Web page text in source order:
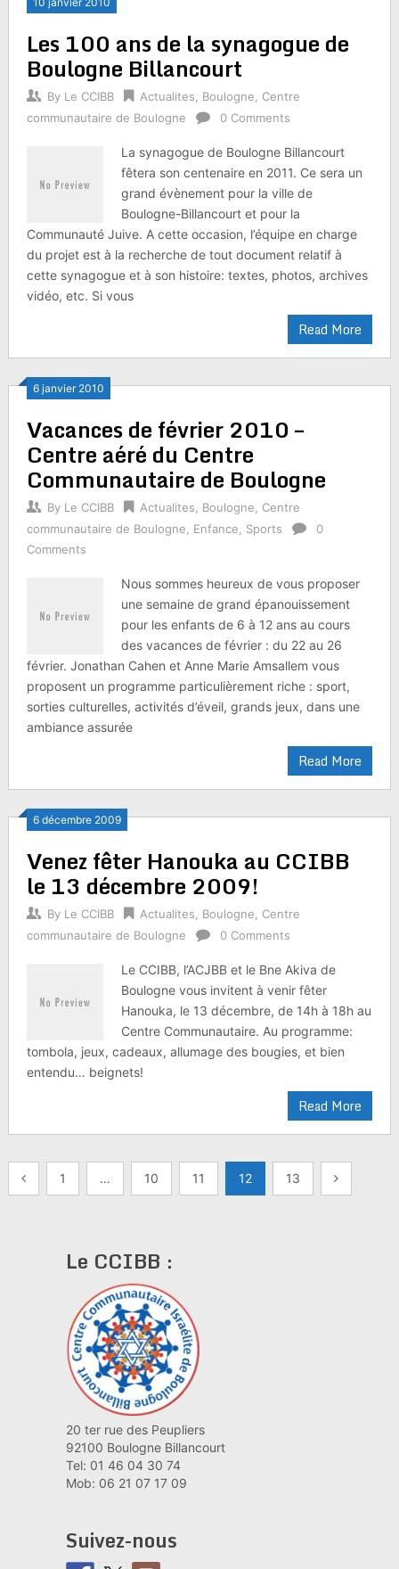
Les 100 ans de la synagogue de
Boulogne Billancourt
By Le CCIBB Actualites Boulogne
Centre
communautaire de Boulogne
0 Comments
La synagogue de Boulogne Billancourt
fêtera son centenaire en 2011. Ce sera un
grand évènement pour la ville de
Boulogne-Billancourt et pour la
Communauté Juive. A cette occasion, l’équipe en charge
du projet est à la recherche de tout document relatif à
cette synagogue et à son histoire: textes, photos, archives
vidéo, etc. Si vous
Read More
6 janvier 2010
Vacances de février 2010 –
Centre aéré du Centre
Communautaire de Boulogne
By Le CCIBB Actualites Boulogne
Centre
communautaire de Boulogne
Enfance Sports
0
Comments
Nous sommes heureux de vous proposer
une semaine de grand épanouissement
pour les enfants de 6 à 12 ans au cours
des vacances de février : du 22 au 26
février. Jonathan Cahen et Anne Marie Amsallem vous
proposent un programme particulièrement riche : sport,
sorties culturelles, activités d’éveil, grands jeux, dans une
ambiance assurée
Read More
6 décembre 2009
Venez fêter Hanouka au CCIBB
le 13 décembre 2009!
By Le CCIBB Actualites Boulogne
Centre
communautaire de Boulogne
0 Comments
Le CCIBB, l’ACJBB et le Bne Akiva de
Boulogne vous invitent à venir fêter
Hanouka, le 13 décembre, de 14h à 18h au
Centre Communautaire. Au programme:
tombola, jeux, cadeaux, allumage des bougies, et bien
entendu… beignets!
Read More
Pagination
1 … 10 11 12 13
Le CCIBB :
20 ter rue des Peupliers
92100 Boulogne Billancourt
Tel: 01 46 04 30 74
Mob: 06 21 07 17 09
Suivez-nous